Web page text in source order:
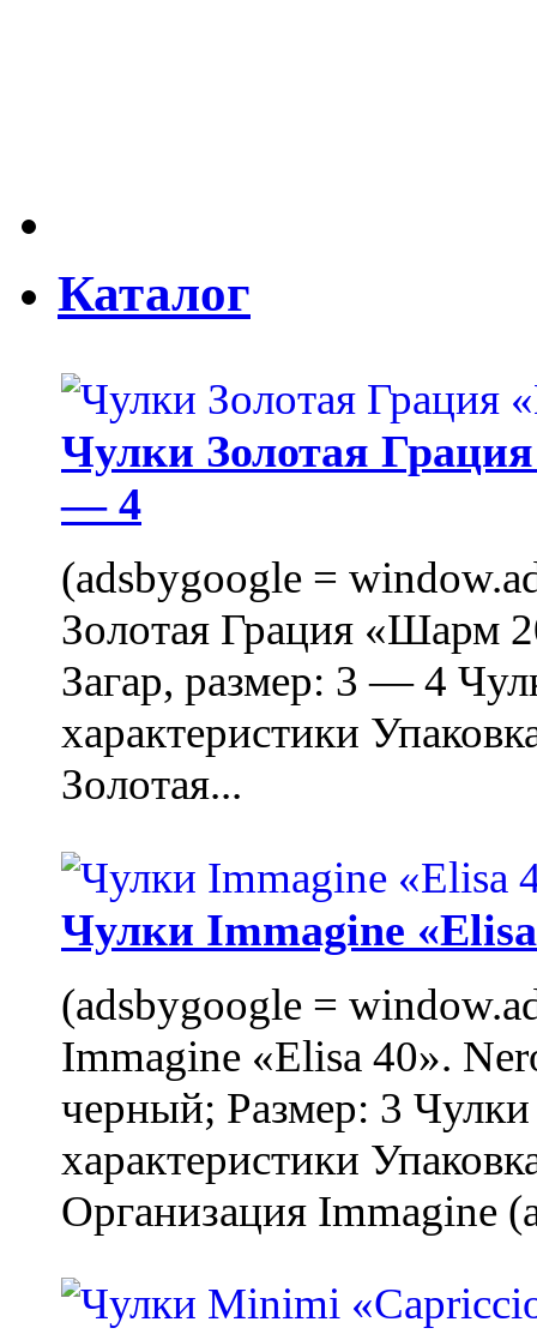
Каталог
Чулки Золотая
— 4
(adsbygoogle =
Золотая Грация «Шарм
Загар, размер: 3 — 4
характеристики
Золотая...
Чулки Immagine
(adsbygoogle =
Immagine «Elisa 40».
черный; Размер: 3
характеристики
Организация Immagine